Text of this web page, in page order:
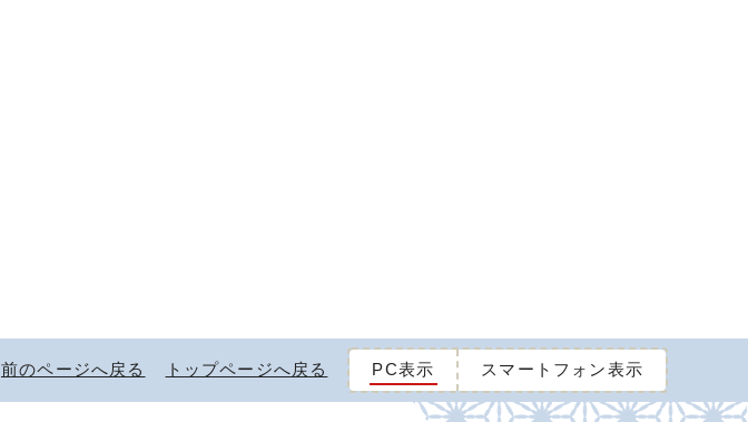
前のページへ戻る トップページへ戻る PC表示 スマートフォン表示